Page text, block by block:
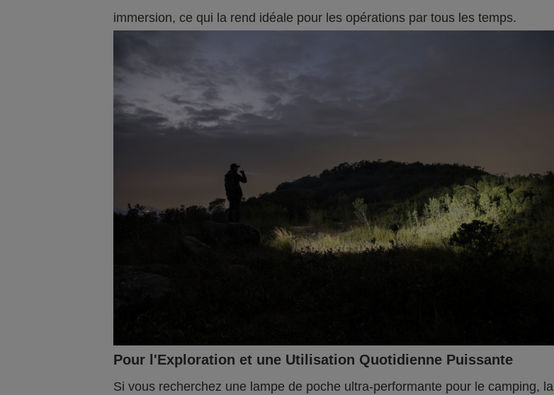
immersion, ce qui la rend idéale pour les opérations par tous les temps.
Pour l'Exploration et une Utilisation Quotidienne Puissante
Si vous recherchez une lampe de poche ultra-performante pour le camping, la